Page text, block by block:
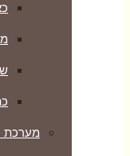
מערכת